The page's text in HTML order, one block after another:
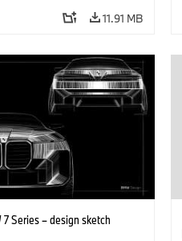
11.91 MB
Series – design sketch